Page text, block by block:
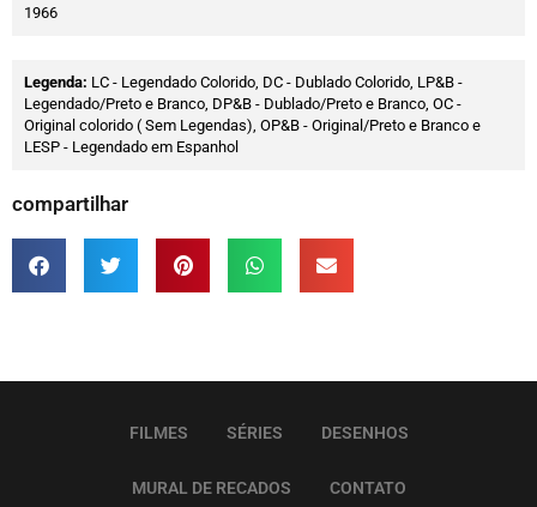
1966
Legenda: LC - Legendado Colorido, DC - Dublado Colorido, LP&B -
Legendado/Preto e Branco, DP&B - Dublado/Preto e Branco, OC -
Original colorido ( Sem Legendas), OP&B - Original/Preto e Branco e
LESP - Legendado em Espanhol
compartilhar
FILMES SÉRIES DESENHOS
MURAL DE RECADOS CONTATO